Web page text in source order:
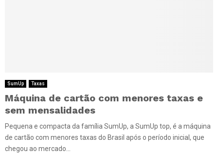
SumUp Taxas
Máquina de cartão com menores taxas e
sem mensalidades
Pequena e compacta da família SumUp, a SumUp top, é a máquina
de cartão com menores taxas do Brasil após o período inicial, que
chegou ao mercado...